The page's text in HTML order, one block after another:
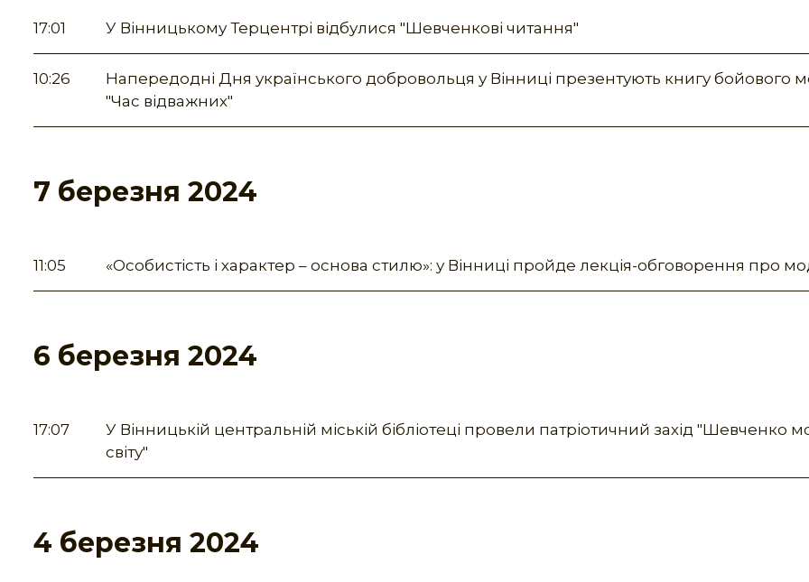
17:01 У Вінницькому Терцентрі відбулися "Шевченкові читання"
10:26
Напередодні Дня українського добровольця у Вінниці презентують книгу бойового
"Час відважних"
7 березня 2024
11:05 «Особистість і характер – основа стилю»: у Вінниці пройде лекція-обговорення про
6 березня 2024
17:07
У Вінницькій центральній міській бібліотеці провели патріотичний захід "Шевченко
світу"
4 березня 2024